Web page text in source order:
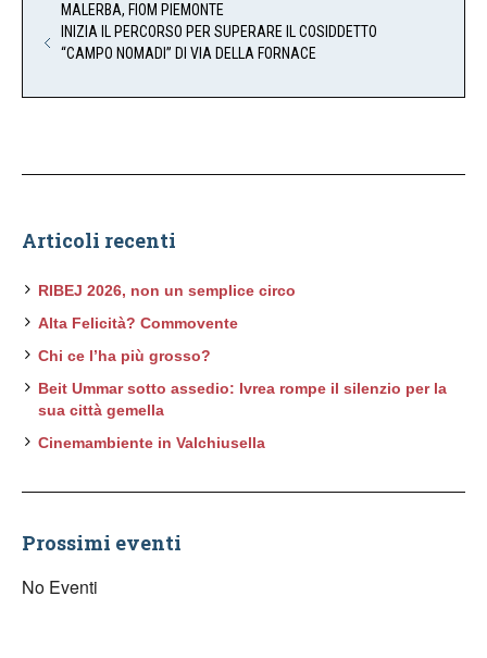
MALERBA, FIOM PIEMONTE
INIZIA IL PERCORSO PER SUPERARE IL COSIDDETTO
“CAMPO NOMADI” DI VIA DELLA FORNACE
Articoli recenti
RIBEJ 2026, non un semplice circo
Alta Felicità? Commovente
Chi ce l’ha più grosso?
Beit Ummar sotto assedio: Ivrea rompe il silenzio per la
sua città gemella
Cinemambiente in Valchiusella
Prossimi eventi
No Eventi